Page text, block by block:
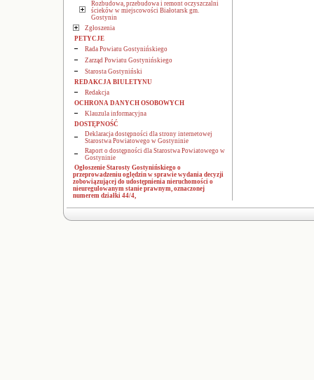
Rozbudowa, przebudowa i remont oczyszczalni
ścieków w miejscowości Białotarsk gm.
Gostynin
Zgłoszenia
PETYCJE
Rada Powiatu Gostynińskiego
Zarząd Powiatu Gostynińskiego
Starosta Gostyniński
REDAKCJA BIULETYNU
Redakcja
OCHRONA DANYCH OSOBOWYCH
Klauzula informacyjna
DOSTĘPNOŚĆ
Deklaracja dostępności dla strony internetowej
Starostwa Powiatowego w Gostyninie
Raport o dostępności dla Starostwa Powiatowego w
Gostyninie
Ogłoszenie Starosty Gostynińskiego o
przeprowadzeniu oględzin w sprawie wydania decyzji
zobowiązującej do udostępnienia nieruchomości o
nieuregulowanym stanie prawnym, oznaczonej
numerem działki 44/4,